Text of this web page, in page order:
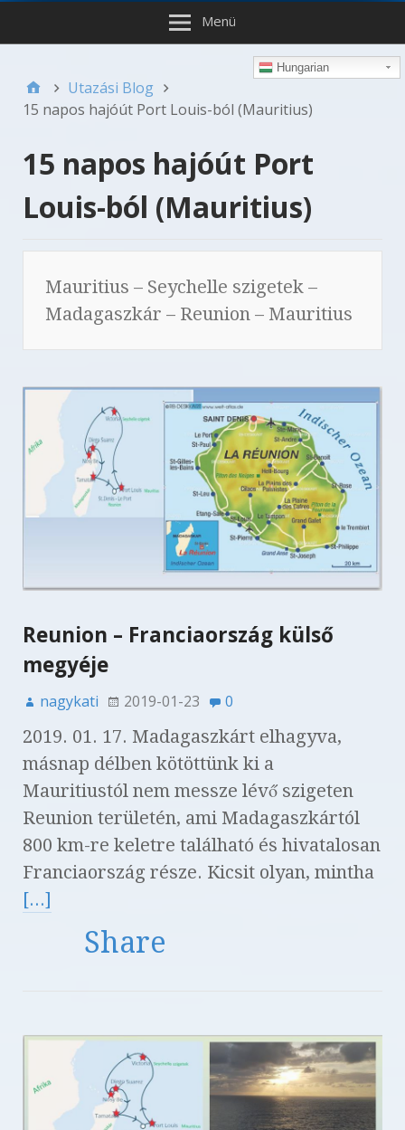
Menü
Hungarian
Utazási Blog
15 napos hajóút Port Louis-ból (Mauritius)
15 napos hajóút Port
Louis-ból (Mauritius)
Mauritius – Seychelle szigetek –
Madagaszkár – Reunion – Mauritius
Reunion – Franciaország külső
megyéje
nagykati 2019-01-23 0
2019. 01. 17. Madagaszkárt elhagyva,
másnap délben kötöttünk ki a
Mauritiustól nem messze lévő szigeten
Reunion területén, ami Madagaszkártól
800 km-re keletre található és hivatalosan
Franciaország része. Kicsit olyan, mintha
[...]
Share